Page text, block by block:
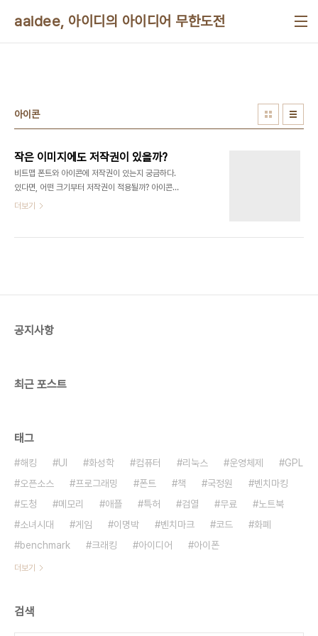
aaidee, 아이디의 아이디어 무한도전
아이콘
작은 이미지에도 저작권이 있을까?
비트맵 폰트와 아이콘에 저작권이 있는지 궁금하다.
있다면, 어떤 크기부터 저작권이 적용될까? 아이콘의
경우 어떤 크기부터, 어떤 컬러부터 저작권이 적용될
로 모든 비트맵 이미지에 저작권이 있을 수야 없을 것
더보기
공지사항
최근 포스트
태그
해킹 UI 화성학 컴퓨터 리눅스 운영체제
GPL
오픈소스
프로그래밍 폰트 책 국정원
벤치마킹
도청
메모리 애플 특허 검열 무료
노트북
소녀시대
게임 이명박 벤치마크 코드
화폐
benchmark
크래킹 아이디어 아이폰
더보기
검색